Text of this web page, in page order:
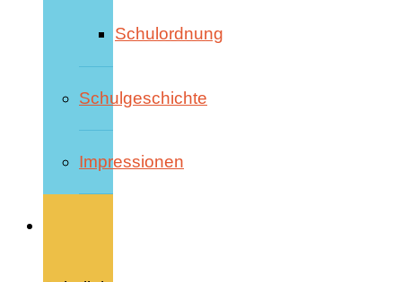
Schulordnung
Schulgeschichte
Impressionen